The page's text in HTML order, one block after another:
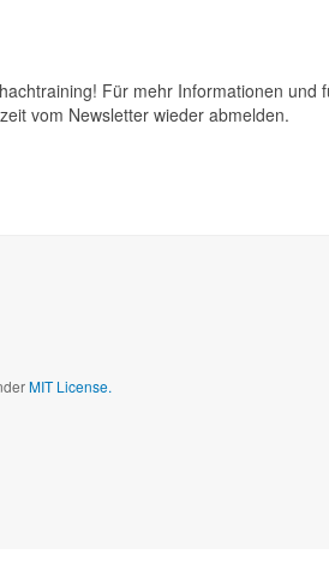
Für mehr Informationen
vom Newsletter wieder abmelden.
MIT License.